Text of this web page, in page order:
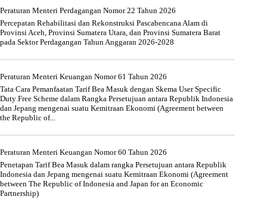
Peraturan Menteri Perdagangan Nomor 22 Tahun 2026
Percepatan Rehabilitasi dan Rekonstruksi Pascabencana Alam di
Provinsi Aceh, Provinsi Sumatera Utara, dan Provinsi Sumatera Barat
pada Sektor Perdagangan Tahun Anggaran 2026-2028
Peraturan Menteri Keuangan Nomor 61 Tahun 2026
Tata Cara Pemanfaatan Tarif Bea Masuk dengan Skema User Specific
Duty Free Scheme dalam Rangka Persetujuan antara Republik Indonesia
dan Jepang mengenai suatu Kemitraan Ekonomi (Agreement between
the Republic of...
Peraturan Menteri Keuangan Nomor 60 Tahun 2026
Penetapan Tarif Bea Masuk dalam rangka Persetujuan antara Republik
Indonesia dan Jepang mengenai suatu Kemitraan Ekonomi (Agreement
between The Republic of Indonesia and Japan for an Economic
Partnership)